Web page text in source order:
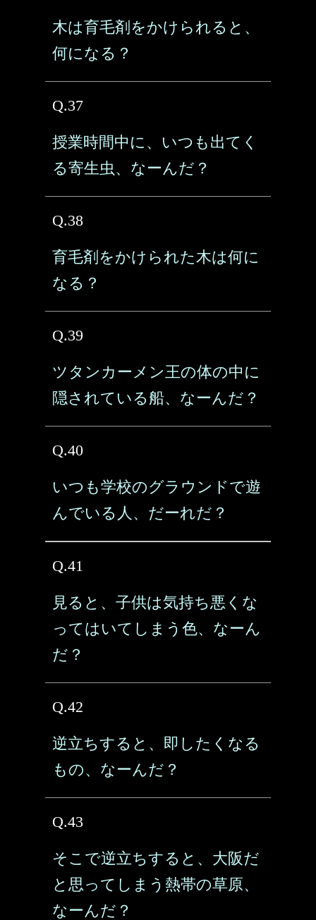
木は育毛剤をかけられると、
何になる？
Q.37
授業時間中に、いつも出てく
る寄生虫、なーんだ？
Q.38
育毛剤をかけられた木は何に
なる？
Q.39
ツタンカーメン王の体の中に
隠されている船、なーんだ？
Q.40
いつも学校のグラウンドで遊
んでいる人、だーれだ？
Q.41
見ると、子供は気持ち悪くな
ってはいてしまう色、なーん
だ？
Q.42
逆立ちすると、即したくなる
もの、なーんだ？
Q.43
そこで逆立ちすると、大阪だ
と思ってしまう熱帯の草原、
なーんだ？